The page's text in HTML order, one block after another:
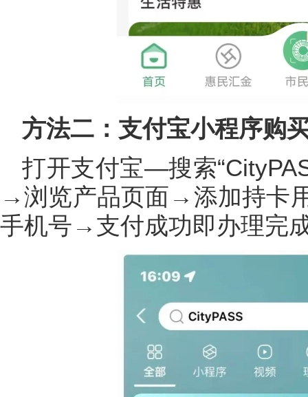
方法二：支付宝小程序购
打开支付宝—搜索
→浏览产品页面→添加持卡
手机号→支付成功即办理完